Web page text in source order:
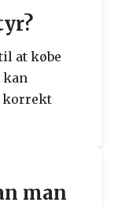
at købe
kan
korrekt
man